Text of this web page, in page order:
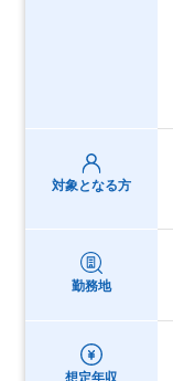
対象となる方
勤務地
想定年収